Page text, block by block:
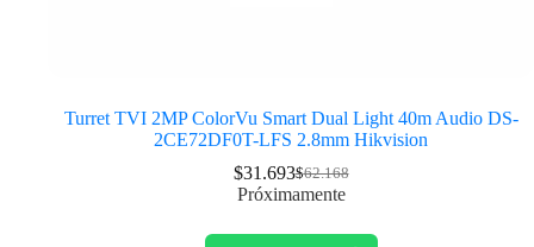
Turret TVI 2MP ColorVu Smart Dual Light 40m Audio DS-
2CE72DF0T-LFS 2.8mm Hikvision
$62.168
$31.693
Próximamente